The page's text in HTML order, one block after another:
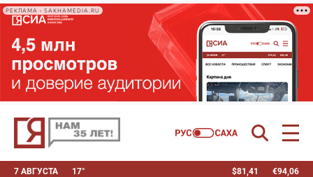
РЕКЛАМА • SAKHAMEDIA.RU
7 АВГУСТА 17° $81,41 €94,06